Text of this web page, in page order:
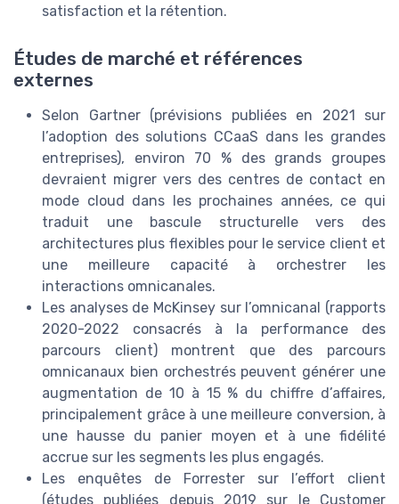
satisfaction et la rétention.
Études de marché et références
externes
Selon Gartner (prévisions publiées en 2021 sur
l’adoption des solutions CCaaS dans les grandes
entreprises), environ 70 % des grands groupes
devraient migrer vers des centres de contact en
mode cloud dans les prochaines années, ce qui
traduit une bascule structurelle vers des
architectures plus flexibles pour le service client et
une meilleure capacité à orchestrer les
interactions omnicanales.
Les analyses de McKinsey sur l’omnicanal (rapports
2020-2022 consacrés à la performance des
parcours client) montrent que des parcours
omnicanaux bien orchestrés peuvent générer une
augmentation de 10 à 15 % du chiffre d’affaires,
principalement grâce à une meilleure conversion, à
une hausse du panier moyen et à une fidélité
accrue sur les segments les plus engagés.
Les enquêtes de Forrester sur l’effort client
(études publiées depuis 2019 sur le Customer